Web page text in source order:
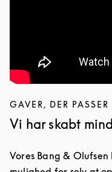
GAVER, DER
Vi har skabt
Vores Bang &